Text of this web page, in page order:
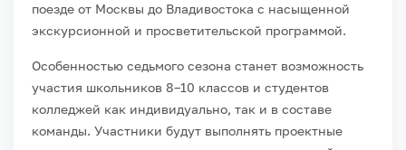
поезде от Москвы до Владивостока с насыщенной
экскурсионной и просветительской программой.
Особенностью седьмого сезона станет возможность
участия школьников 8–10 классов и студентов
колледжей как индивидуально, так и в составе
команды. Участники будут выполнять проектные